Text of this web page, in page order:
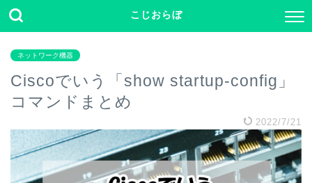
こじおらぼ
ネットワーク機器
Ciscoでいう「show startup-config」
コマンドまとめ
2022/7/21